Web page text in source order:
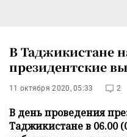
В Таджикистане
президентские
11 октября 2020, 05:33 2
В день проведения
Таджикистане в 06.00